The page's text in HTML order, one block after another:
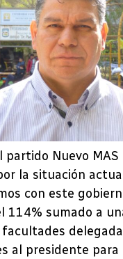
partido Nuevo
la situación
con este
114% sumado a
facultades
al presidente para